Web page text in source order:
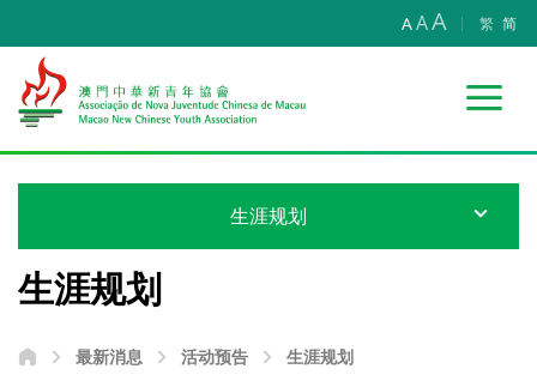
AAA 繁 简
生涯规划
生涯规划
最新消息 活动预告 生涯规划